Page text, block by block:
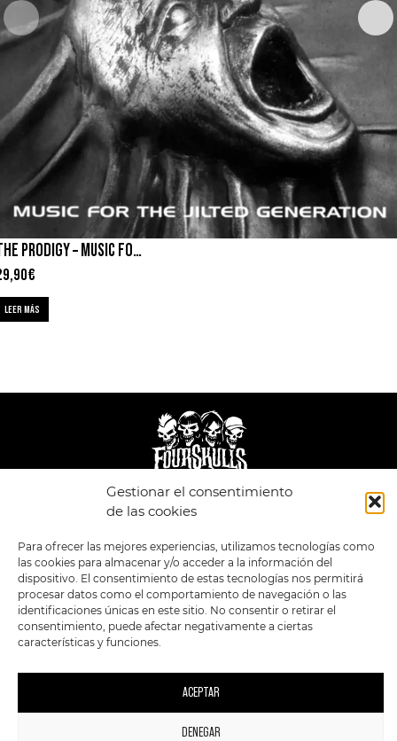
Gestionar el consentimiento
de las cookies
Para ofrecer las mejores experiencias, utilizamos tecnologías como
las cookies para almacenar y/o acceder a la información del
dispositivo. El consentimiento de estas tecnologías nos permitirá
procesar datos como el comportamiento de navegación o las
identificaciones únicas en este sitio. No consentir o retirar el
consentimiento, puede afectar negativamente a ciertas
características y funciones.
ACEPTAR
DENEGAR
THE PRODIGY – MUSIC FOR THE JILTED GENERATION
€
LEER MÁS
POLÍTICA DE
PRIVACIDAD
TÉRMINOS Y
CONDICIONES
GENERALES DE LA
POLÍTICA DE COOKIES
TIENDA
FORMATOS
PREVENTAS
OFERTAS
MERCHANDISING
FOUR SKULLS